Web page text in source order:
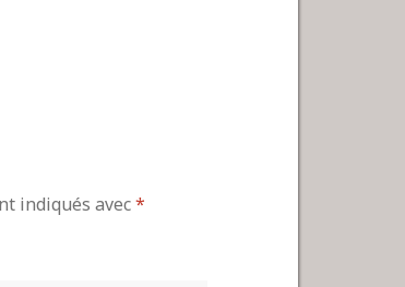
indiqués avec*